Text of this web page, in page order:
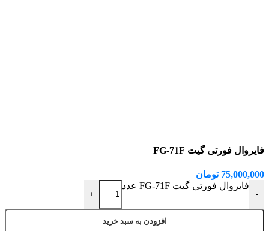
فایروال فورتی گیت FG-71F
75,000,000 تومان
-
فایروال فورتی گیت FG-71F عدد
+
افزودن به سبد خرید